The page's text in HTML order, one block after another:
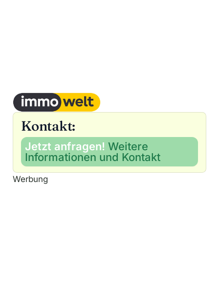
Kontakt:
Jetzt anfragen!
Informationen und Kontakt
Werbung